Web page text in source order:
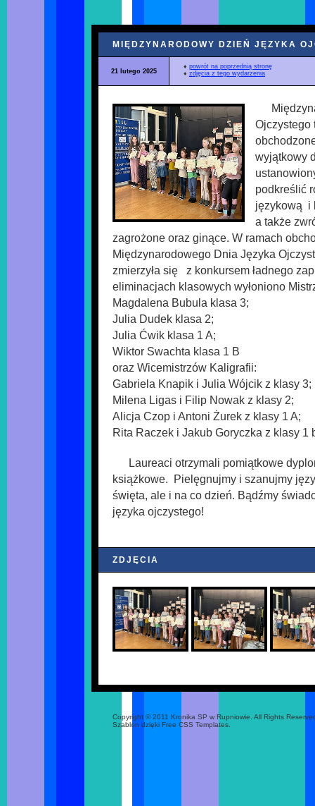
MIĘDZYNARODOWY DZIEŃ JĘZYKA
21 lutego 2025
♦ powrót na poprzednią stronę
♦ zdjęcia z tego wydarzenia
Ojczystego
wyjątkowy
podkreślić
językową i
a także
zagrożone oraz ginące. W ramach
Międzynarodowego Dnia Języka
zmierzyła się z konkursem ładnego
eliminacjach klasowych wyłoniono
Magdalena Bubula klasa 3;
Julia Dudek klasa 2;
Julia Ćwik klasa 1 A;
Wiktor Swachta klasa 1 B
oraz Wicemistrzów Kaligrafii:
Gabriela Knapik i Julia Wójcik z klasy 3;
Milena Ligas i Filip Nowak z klasy 2;
Alicja Czop i Antoni Żurek z klasy 1 A;
Rita Raczek i Jakub Goryczka z klasy 1
Laureaci otrzymali pomiątkowe
książkowe. Pielęgnujmy i szanujmy
święta, ale i na co dzień. Bądźmy
języka ojczystego!
ZDJĘCIA
Copyright © 2011 Kronika SP w Rupniowie. All Rights
Szablon dzięki Free CSS Templates.